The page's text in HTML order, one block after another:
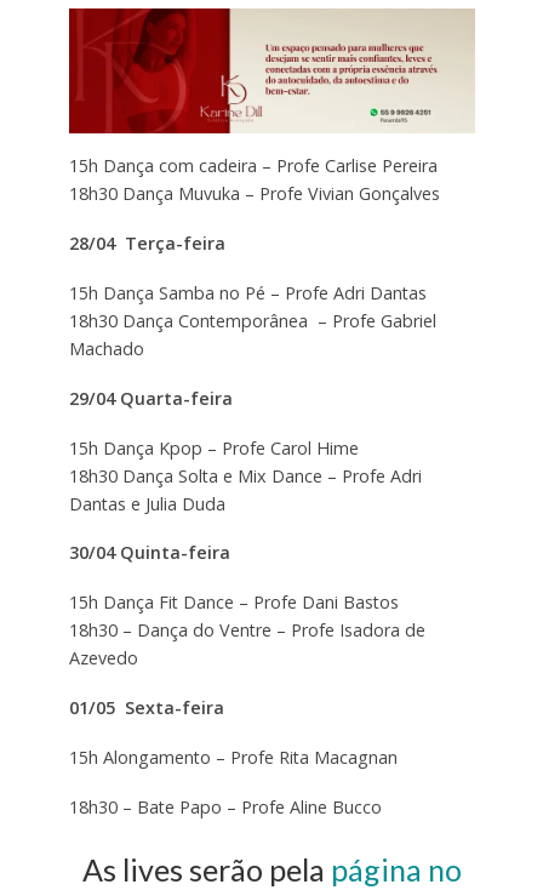
15h Dança com cadeira – Profe Carlise Pereira
18h30 Dança Muvuka – Profe Vivian Gonçalves
28/04 Terça-feira
15h Dança Samba no Pé – Profe Adri Dantas
18h30 Dança Contemporânea – Profe Gabriel
Machado
29/04 Quarta-feira
15h Dança Kpop – Profe Carol Hime
18h30 Dança Solta e Mix Dance – Profe Adri
Dantas e Julia Duda
30/04 Quinta-feira
15h Dança Fit Dance – Profe Dani Bastos
18h30 – Dança do Ventre – Profe Isadora de
Azevedo
01/05 Sexta-feira
15h Alongamento – Profe Rita Macagnan
18h30 – Bate Papo – Profe Aline Bucco
As lives serão pela página no